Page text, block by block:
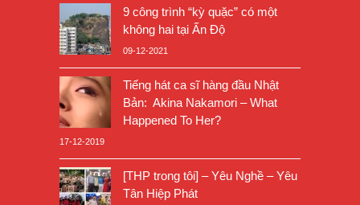
9 công trình “kỳ quặc” có một
không hai tại Ấn Độ
09-12-2021
Tiếng hát ca sĩ hàng đầu Nhật
Bản: Akina Nakamori – What
Happened To Her?
17-12-2019
[THP trong tôi] – Yêu Nghề – Yêu
Tân Hiệp Phát